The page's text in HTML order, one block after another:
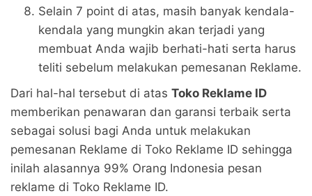
Selain 7 point di atas, masih banyak kendala-
kendala yang mungkin akan terjadi yang
membuat Anda wajib berhati-hati serta harus
teliti sebelum melakukan pemesanan Reklame.
Dari hal-hal tersebut di atas Toko Reklame ID
memberikan penawaran dan garansi terbaik serta
sebagai solusi bagi Anda untuk melakukan
pemesanan Reklame di Toko Reklame ID sehingga
inilah alasannya 99% Orang Indonesia pesan
reklame di Toko Reklame ID.